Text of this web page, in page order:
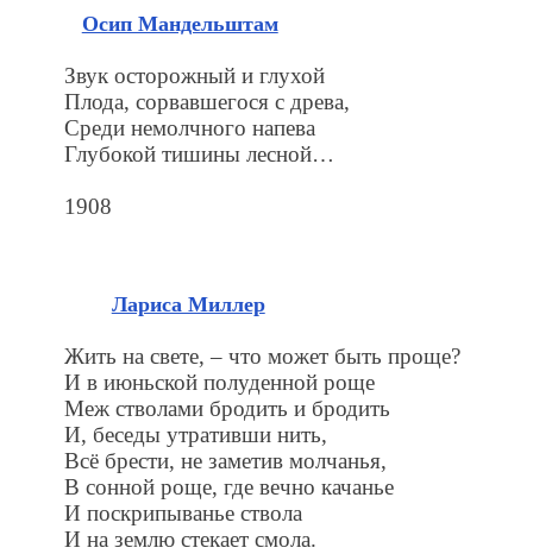
Осип Мандельштам
Звук осторожный и глухой
Плода, сорвавшегося с древа,
Среди немолчного напева
Глубокой тишины лесной…
1908
Лариса Миллер
Жить на свете, – что может быть проще?
И в июньской полуденной роще
Меж стволами бродить и бродить
И, беседы утративши нить,
Всё брести, не заметив молчанья,
В сонной роще, где вечно качанье
И поскрипыванье ствола
И на землю стекает смола.